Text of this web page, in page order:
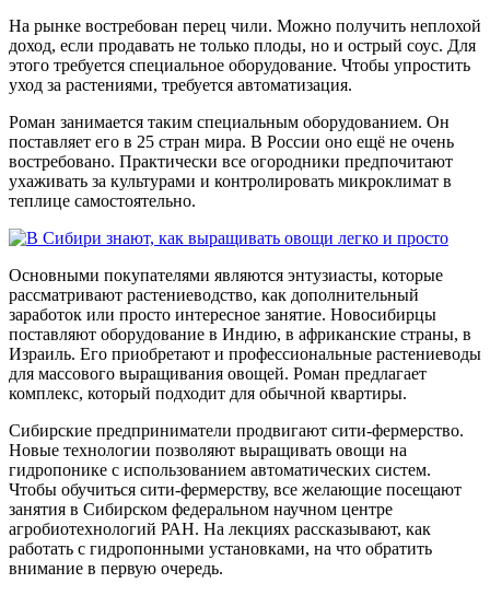
На рынке востребован перец чили. Можно получить неплохой
доход, если продавать не только плоды, но и острый соус. Для
этого требуется специальное оборудование. Чтобы упростить
уход за растениями, требуется автоматизация.
Роман занимается таким специальным оборудованием. Он
поставляет его в 25 стран мира. В России оно ещё не очень
востребовано. Практически все огородники предпочитают
ухаживать за культурами и контролировать микроклимат в
теплице самостоятельно.
Основными покупателями являются энтузиасты, которые
рассматривают растениеводство, как дополнительный
заработок или просто интересное занятие. Новосибирцы
поставляют оборудование в Индию, в африканские страны, в
Израиль. Его приобретают и профессиональные растениеводы
для массового выращивания овощей. Роман предлагает
комплекс, который подходит для обычной квартиры.
Сибирские предприниматели продвигают сити-фермерство.
Новые технологии позволяют выращивать овощи на
гидропонике с использованием автоматических систем.
Чтобы обучиться сити-фермерству, все желающие посещают
занятия в Сибирском федеральном научном центре
агробиотехнологий РАН. На лекциях рассказывают, как
работать с гидропонными установками, на что обратить
внимание в первую очередь.